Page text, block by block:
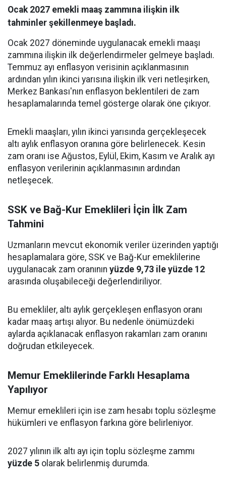
Ocak 2027 emekli maaş zammına ilişkin ilk
tahminler şekillenmeye başladı.
Ocak 2027 döneminde uygulanacak emekli maaşı
zammına ilişkin ilk değerlendirmeler gelmeye başladı.
Temmuz ayı enflasyon verisinin açıklanmasının
ardından yılın ikinci yarısına ilişkin ilk veri netleşirken,
Merkez Bankası'nın enflasyon beklentileri de zam
hesaplamalarında temel gösterge olarak öne çıkıyor.
Emekli maaşları, yılın ikinci yarısında gerçekleşecek
altı aylık enflasyon oranına göre belirlenecek. Kesin
zam oranı ise Ağustos, Eylül, Ekim, Kasım ve Aralık ayı
enflasyon verilerinin açıklanmasının ardından
netleşecek.
SSK ve Bağ-Kur Emeklileri İçin İlk Zam
Tahmini
Uzmanların mevcut ekonomik veriler üzerinden yaptığı
hesaplamalara göre, SSK ve Bağ-Kur emeklilerine
uygulanacak zam oranının yüzde 9,73 ile yüzde 12
arasında oluşabileceği değerlendiriliyor.
Bu emekliler, altı aylık gerçekleşen enflasyon oranı
kadar maaş artışı alıyor. Bu nedenle önümüzdeki
aylarda açıklanacak enflasyon rakamları zam oranını
doğrudan etkileyecek.
Memur Emeklilerinde Farklı Hesaplama
Yapılıyor
Memur emeklileri için ise zam hesabı toplu sözleşme
hükümleri ve enflasyon farkına göre belirleniyor.
2027 yılının ilk altı ayı için toplu sözleşme zammı
yüzde 5 olarak belirlenmiş durumda.